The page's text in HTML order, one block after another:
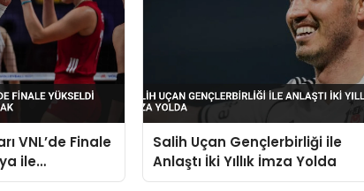
VNL’de Finale
ile
Salih Uçan Gençlerbirliği ile
Anlaştı İki Yıllık İmza Yolda